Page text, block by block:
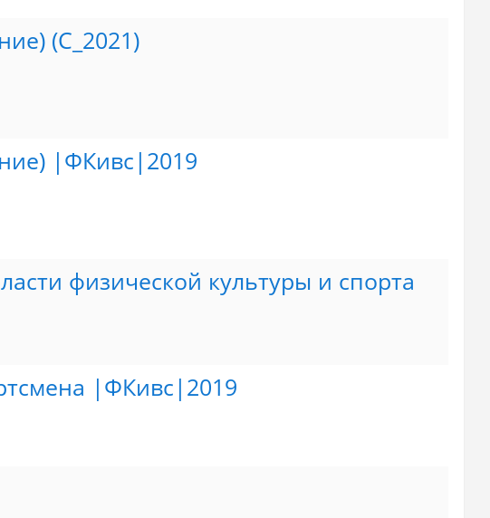
(С_2021)
|ФКивс|2019
физической культуры и спорта
|ФКивс|2019